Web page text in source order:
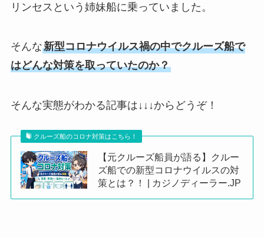
リンセスという姉妹船に乗っていました。
そんな新型コロナウイルス禍の中でクルーズ船で
はどんな対策を取っていたのか？
そんな実態がわかる記事は↓↓↓からどうぞ！
クルーズ船のコロナ対策はこちら！
【元クルーズ船員が語る】クルー
ズ船での新型コロナウイルスの対
策とは？！ | カジノディーラー.JP